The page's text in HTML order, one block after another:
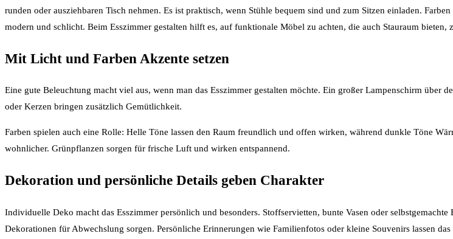
runden oder ausziehbaren Tisch nehmen. Es ist praktisch, wenn Stühle bequem sind und zum Sitzen einladen.
modern und schlicht. Beim Esszimmer gestalten hilft es, auf funktionale Möbel zu achten, die auch Stauraum
Mit Licht und Farben Akzente setzen
Eine gute Beleuchtung macht viel aus, wenn man das Esszimmer gestalten möchte. Ein großer Lampenschirm
oder Kerzen bringen zusätzlich Gemütlichkeit.
Farben spielen auch eine Rolle: Helle Töne lassen den Raum freundlich und offen wirken, während dunkle Töne
wohnlicher. Grünpflanzen sorgen für frische Luft und wirken entspannend.
Dekoration und persönliche Details geben Charakter
Individuelle Deko macht das Esszimmer persönlich und besonders. Stoffservietten, bunte Vasen oder
Dekorationen für Abwechslung sorgen. Persönliche Erinnerungen wie Familienfotos oder kleine Souvenirs lassen